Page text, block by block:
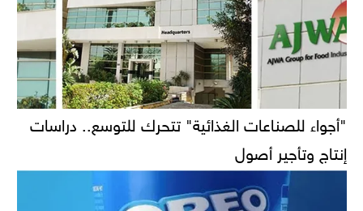
"أجواء للصناعات الغذائية" تتحرك للتوسع.. دراسات
إنتاج وتأجير أصول